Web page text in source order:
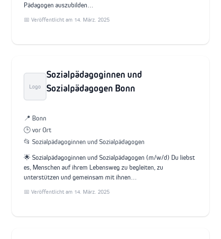
Pädagogen auszubilden…
📅 Veröffentlicht am 14. März. 2025
Logo
Sozialpädagoginnen und
Sozialpädagogen Bonn
📍 Bonn
🕒 vor Ort
📂 Sozialpädagoginnen und Sozialpädagogen
🌟 Sozialpädagoginnen und Sozialpädagogen (m/w/d) Du liebst
es, Menschen auf ihrem Lebensweg zu begleiten, zu
unterstützen und gemeinsam mit ihnen…
📅 Veröffentlicht am 14. März. 2025